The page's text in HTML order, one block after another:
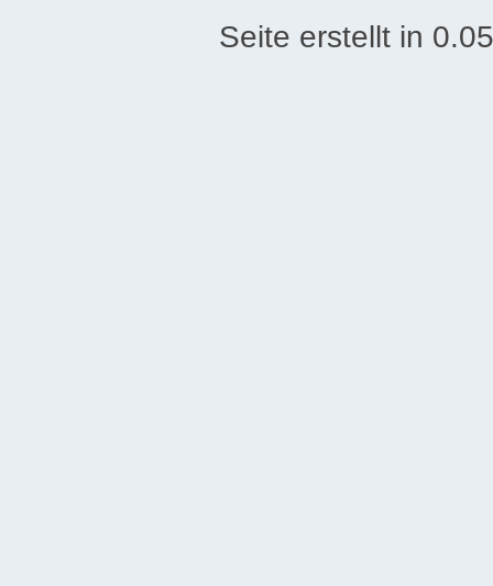
Seite erstellt in